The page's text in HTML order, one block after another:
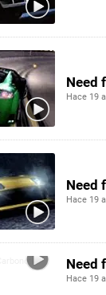
Need
Hace 19
Need
Hace 19
Need
Hace 19